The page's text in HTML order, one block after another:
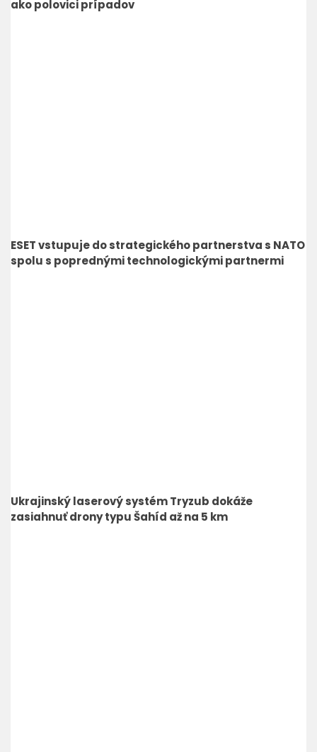
ako polovici prípadov
ESET vstupuje do strategického partnerstva s NATO
spolu s poprednými technologickými partnermi
Ukrajinský laserový systém Tryzub dokáže
zasiahnuť drony typu Šahíd až na 5 km